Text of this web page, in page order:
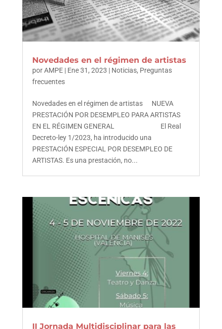
Novedades en el régimen de artistas
porAMPE| Ene 31, 2023 | Noticias, Preguntas
frecuentes
Novedades en el régimen de artistas NUEVA
PRESTACIÓN POR DESEMPLEO PARA ARTISTAS
EN EL RÉGIMEN GENERAL El Real
Decreto-ley 1/2023, ha introducido una
PRESTACIÓN ESPECIAL POR DESEMPLEO DE
ARTISTAS. Es una prestación, no...
II Jornada Multidisciplinar para las